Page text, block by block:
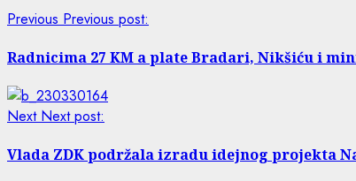
Previous Previous post:
Radnicima 27 KM a plate Bradari, Nikšiću i
Next Next post:
Vlada ZDK podržala izradu idejnog projekta